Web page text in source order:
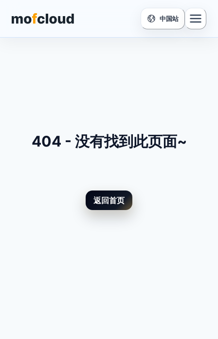
中国站
404 - 没有找到此页面~
返回首页